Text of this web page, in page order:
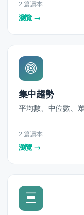
2 篇讀本
瀏覽 →
集中趨勢
平均數、中位數、
2 篇讀本
瀏覽 →